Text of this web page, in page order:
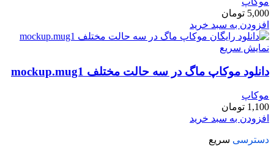
5,000 تومان
افزودن به سبد خرید
نمایش سریع
دانلود موکاپ ماگ در سه حالت مختلف mockup.mug1
موکاپ
1,100 تومان
افزودن به سبد خرید
دسترسی سریع